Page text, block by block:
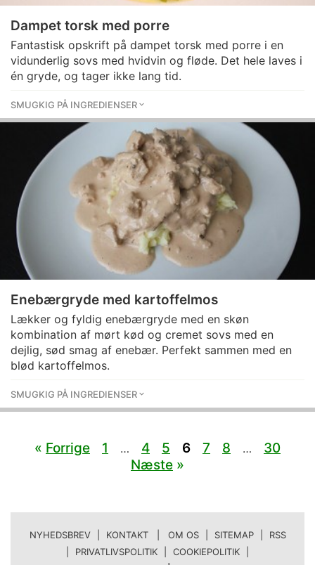
Dampet torsk med porre
Fantastisk opskrift på dampet torsk med porre i en
vidunderlig sovs med hvidvin og fløde. Det hele laves i
én gryde, og tager ikke lang tid.
SMUGKIG PÅ INGREDIENSER
Enebærgryde med kartoffelmos
Lækker og fyldig enebærgryde med en skøn
kombination af mørt kød og cremet sovs med en
dejlig, sød smag af enebær. Perfekt sammen med en
blød kartoffelmos.
SMUGKIG PÅ INGREDIENSER
« Forrige 1 … 4 5 6 7 8 …
30
Næste »
NYHEDSBREV KONTAKT | OM OS SITEMAP
RSS
PRIVATLIVSPOLITIK COOKIEPOLITIK